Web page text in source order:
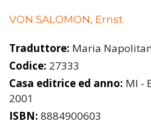
VON SALOMON, Ernst
Traduttore: Maria
Codice: 27333
Casa editrice ed anno: MI -
2001
ISBN: 8884900603